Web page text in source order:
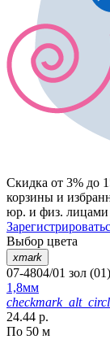
Скидка от 3% до
корзины и
юр. и физ. лицами
Выбор цвета
xmark
07-4804/01 зол (01)
1,8мм
24.44 р.
По 50 м